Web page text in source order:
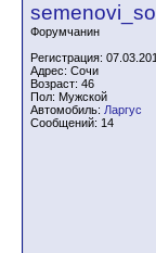
Форумчанин
Регистрация:
Адрес: Сочи
Возраст: 46
Пол: Мужской
Автомобиль: Ларгус
Сообщений: 14